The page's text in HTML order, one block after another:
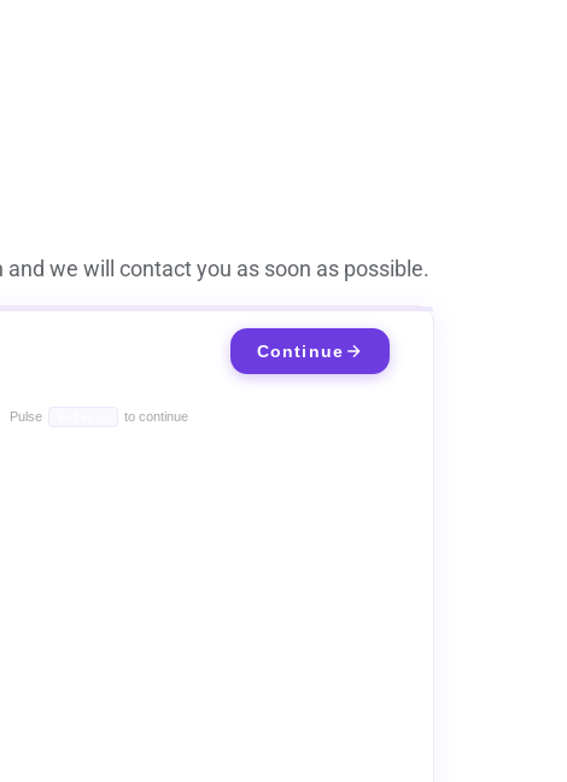
we will contact you as soon as possible.
Continue
Pulse to continue